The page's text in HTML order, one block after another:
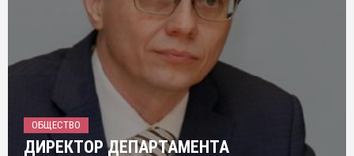
ОБЩЕСТВО
ДИРЕКТОР ДЕПАРТАМЕНТА